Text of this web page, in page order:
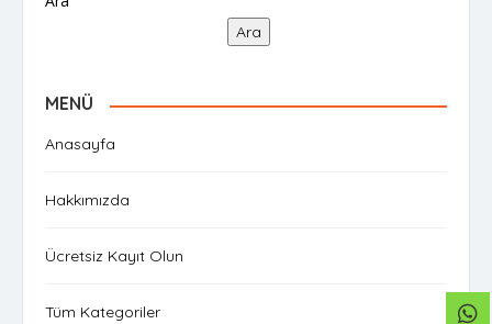
Ara
MENÜ
Anasayfa
Hakkımızda
Ücretsiz Kayıt Olun
Tüm Kategoriler